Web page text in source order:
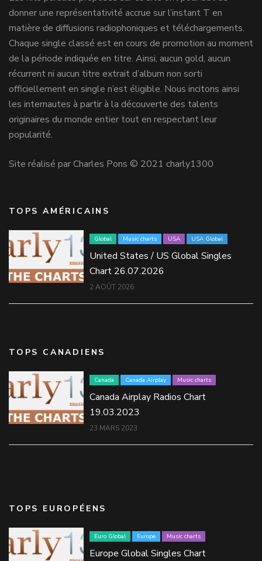
donner une représentativité accrue sur l’instant T en
matière de diffusions radiophoniques et téléchargements.
Chaque single classé est en cours de promotion au moment
de la période indiquée en titre. Ainsi, aucun gold, aucun
récurrent ni aucun titre extrait d’album non sorti
officiellement en single n’est éligible. Nous incitons ainsi
les internautes à partir à la découverte des talents
originaires du monde entier tout en respectant leur
popularité.
Site réalisé par Charles Pons © 2021 charly1300
TOPS AMÉRICAINS
Global Music charts USA USA Global
United States / US Global Singles
Chart 26.07.2026
2 AOÛT 2026
TOPS CANADIENS
Canada Canada Airplay Music charts
Canada Airplay Radios Chart
19.03.2023
23 MARS 2023
TOPS EUROPÉENS
Euro Global Europe Music charts
Europe Global Singles Chart